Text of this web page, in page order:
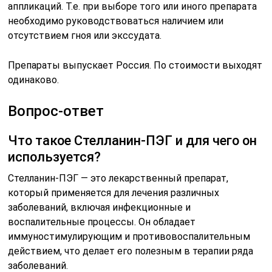
аппликаций. Т.е. при выборе того или иного препарата
необходимо руководствоваться наличием или
отсутствием гноя или экссудата.
Препараты выпускает Россия. По стоимости выходят
одинаково.
Вопрос-ответ
Что такое Стелланин-ПЭГ и для чего он
используется?
Стелланин-ПЭГ — это лекарственный препарат,
который применяется для лечения различных
заболеваний, включая инфекционные и
воспалительные процессы. Он обладает
иммуностимулирующим и противовоспалительным
действием, что делает его полезным в терапии ряда
заболеваний.